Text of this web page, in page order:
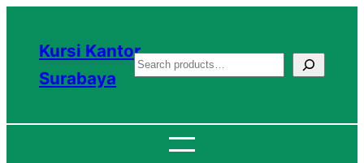
konten
Kursi Kantor
Surabaya
S
a